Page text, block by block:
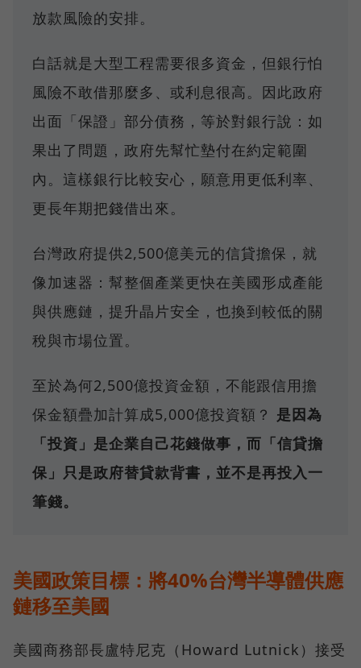
放款風險的安排。
白話就是大型工程需要很多資金，但銀行怕
風險不敢借那麼多、或利息很高。因此政府
出面「保證」部分債務，等於對銀行說：如
果出了問題，政府先幫忙墊付在約定範圍
內。這樣銀行比較安心，願意用更低利率、
更長年期把錢借出來。
台灣政府提供2,500億美元的信貸擔保，就
像加速器：幫整個產業更快在美國形成產能
與供應鏈，提升晶片安全，也換到較低的關
稅與市場位置。
至於為何2,500億投資金額，不能跟信用擔
保金額疊加計算成5,000億投資額？ 是因為
「投資」是企業自己花錢做事，而「信貸擔
保」只是政府替貸款背書，並不是再投入一
筆錢。
美國政策目標：將40%台灣半導體供應
鏈移至美國
美國商務部長盧特尼克（Howard Lutnick）接受